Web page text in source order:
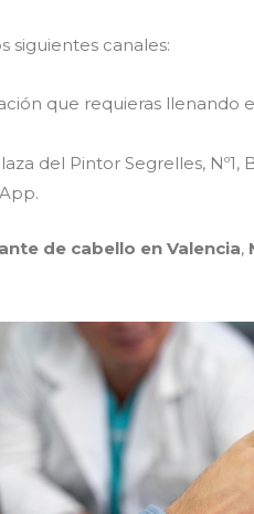
siguientes canales:
que requieras llenando
del Pintor Segrelles, Nº1,
de cabello en Valencia,